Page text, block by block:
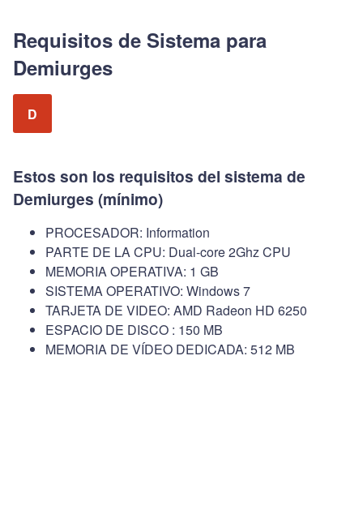
Requisitos de Sistema para
Demiurges
D
Estos son los requisitos del sistema de
Demiurges (mínimo)
PROCESADOR: Information
PARTE DE LA CPU: Dual-core 2Ghz CPU
MEMORIA OPERATIVA: 1 GB
SISTEMA OPERATIVO: Windows 7
TARJETA DE VIDEO: AMD Radeon HD 6250
ESPACIO DE DISCO : 150 MB
MEMORIA DE VÍDEO DEDICADA: 512 MB